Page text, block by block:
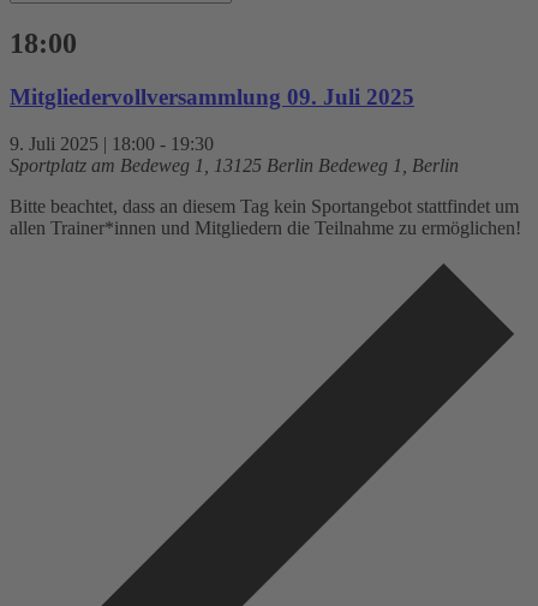
18:00
Mitgliedervollversammlung 09. Juli 2025
9. Juli 2025 | 18:00 - 19:30
Sportplatz am Bedeweg 1, 13125 Berlin Bedeweg 1, Berlin
Bitte beachtet, dass an diesem Tag kein Sportangebot stattfindet um
allen Trainer*innen und Mitgliedern die Teilnahme zu ermöglichen!